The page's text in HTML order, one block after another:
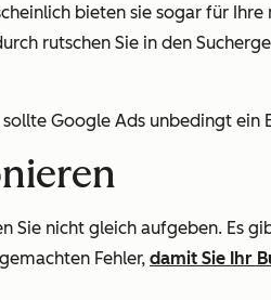
bieten sie sogar für
rutschen Sie in den
Google Ads unbedingt
Sie nicht gleich aufgeben. Es
Fehler, damit Sie Ihr